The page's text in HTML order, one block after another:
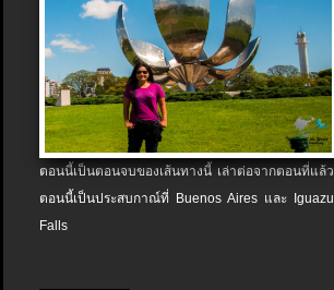
ตอนนี้เป็นตอนจบของเส้นทางนี้ เล่าต่อจากตอนที่แล้ว
ตอนนี้เป็นประสบกาณ์ที่ Buenos Aires และ Iguazu
Falls